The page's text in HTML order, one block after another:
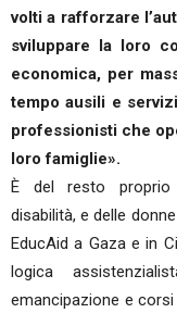
volti a rafforzare
sviluppare la loro
economica, per
tempo ausili e
professionisti che
loro famiglie».
È del resto proprio
disabilità, e delle
EducAid a Gaza e in
logica
emancipazione e